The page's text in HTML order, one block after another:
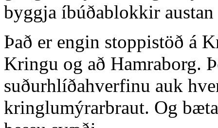
byggja íbúðablokkir
Það er engin stoppistöð á
Kringu og að Hamraborg.
suðurhlíðahverfinu auk
kringlumýrarbraut. Og